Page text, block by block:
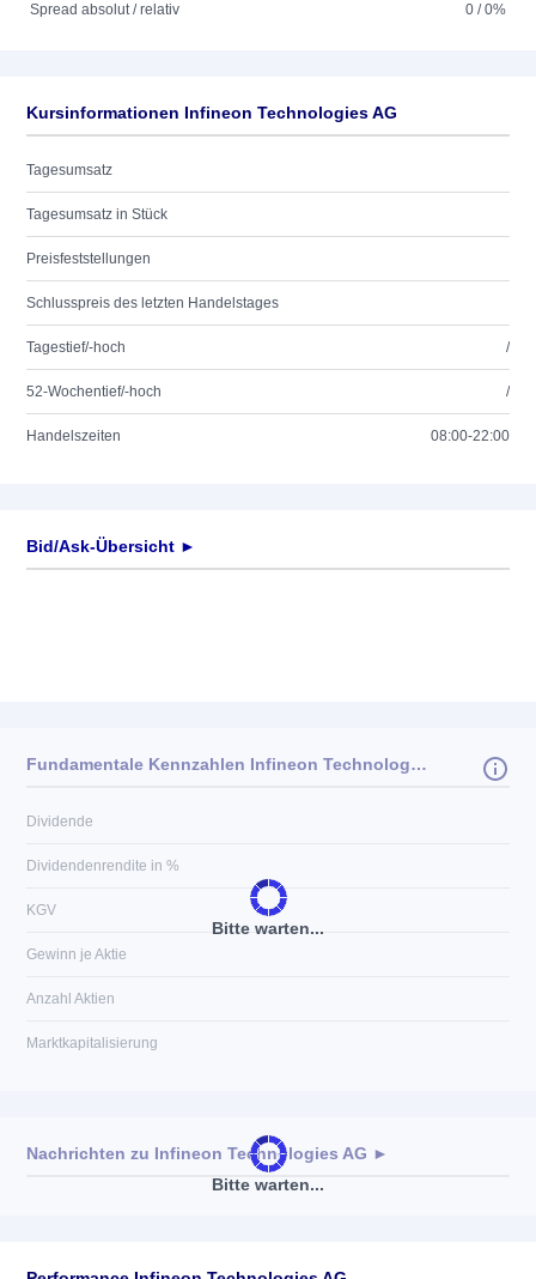
Spread absolut / relativ
0 / 0%
Kursinformationen Infineon Technologies AG
Tagesumsatz
Tagesumsatz in Stück
Preisfeststellungen
Schlusspreis des letzten Handelstages
Tagestief/-hoch /
52-Wochentief/-hoch /
Handelszeiten 08:00-22:00
Bid/Ask-Übersicht ►
Bitte warten...
Fundamentale Kennzahlen Infineon Technologies AG
Dividende
Dividendenrendite in %
KGV
Gewinn je Aktie
Anzahl Aktien
Marktkapitalisierung
Bitte warten...
Nachrichten zu Infineon Technologies AG ►